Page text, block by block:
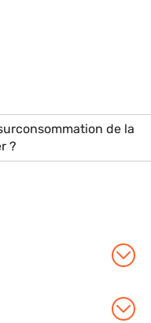
de la
?